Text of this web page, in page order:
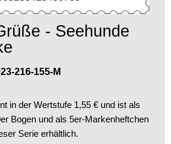
- Seehunde
216-155-M
in der Wertstufe 1,55 € und ist als
Bogen und als 5er-Markenheftchen
Serie erhältlich.